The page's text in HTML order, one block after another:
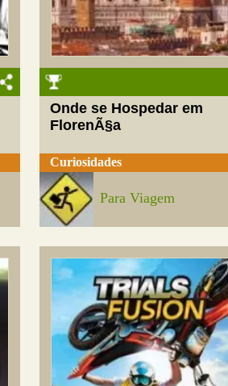
Onde se Hospedar em
FlorenÃ§a
Curiosidades
Para Viagem